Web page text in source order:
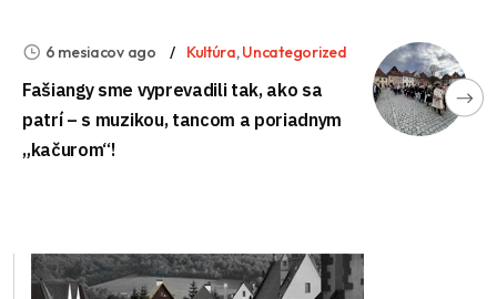
6 mesiacov ago Kultúra,Uncategorized
Fašiangy sme vyprevadili tak, ako sa
patrí – s muzikou, tancom a poriadnym
„kačurom“!